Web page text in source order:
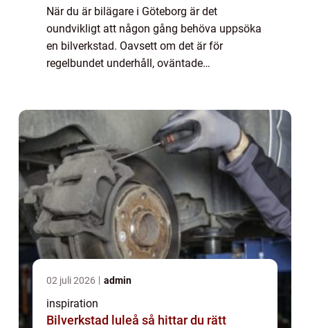
När du är bilägare i Göteborg är det
oundvikligt att någon gång behöva uppsöka
en bilverkstad. Oavsett om det är för
regelbundet underhåll, oväntade
02 juli 2026 admin
inspiration
Bilverkstad luleå så hittar du rätt